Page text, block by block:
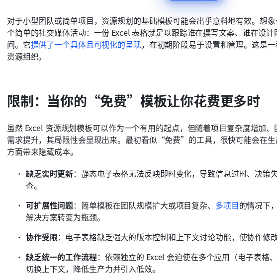
对于小型团队或简单项目，资源规划的基础模板可能会出乎意料地有效。想
个简单的社交媒体活动：一份 Excel 表格就足以跟踪谁在撰写文案、谁在设
间。它提供了一个具体且可视化的呈现，在初期阶段易于设置和管理。这是
资源组织。
限制：当你的“免费”模板让你花费更多时
虽然 Excel 资源规划模板可以作为一个有用的起点，但随着项目复杂度增加
需求提升，其局限性会显现出来。最初看似“免费”的工具，很快可能会在
方面带来隐藏成本。
缺乏实时更新：静态电子表格无法反映即时变化，导致信息过时、决策
查。
可扩展性问题：简单模板在团队规模扩大或项目复杂、 多项目的情况下
解决方案转变为瓶颈。
协作受限：电子表格缺乏强大的版本控制和上下文讨论功能，使协作修
缺乏统一的工作流程：依赖独立的 Excel 会迫使在多个应用（电子表格
切换上下文，降低生产力并引入低效。